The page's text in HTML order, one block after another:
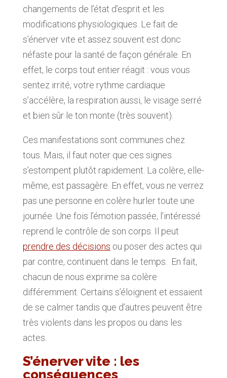
changements de l’état d’esprit et les
modifications physiologiques. Le fait de
s’énerver vite et assez souvent est donc
néfaste pour la santé de façon générale. En
effet, le corps tout entier réagit : vous vous
sentez irrité, votre rythme cardiaque
s’accélère, la respiration aussi, le visage serré
et bien sûr le ton monte (très souvent).
Ces manifestations sont communes chez
tous. Mais, il faut noter que ces signes
s’estompent plutôt rapidement. La colère, elle-
même, est passagère. En effet, vous ne verrez
pas une personne en colère hurler toute une
journée. Une fois l’émotion passée, l’intéressé
reprend le contrôle de son corps. Il peut
prendre des décisions ou poser des actes qui
par contre, continuent dans le temps. En fait,
chacun de nous exprime sa colère
différemment. Certains s’éloignent et essaient
de se calmer tandis que d’autres peuvent être
très violents dans les propos ou dans les
actes.
S’énerver vite : les
conséquences